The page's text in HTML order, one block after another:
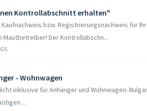
Kontrollabschnitt erhalten"
Kaufnachweis bzw. Registrierungsnachweis für
Der Kontrollabschn...
- Wohnwagen
inklusive für Anhänger und Wohnwagen:
...